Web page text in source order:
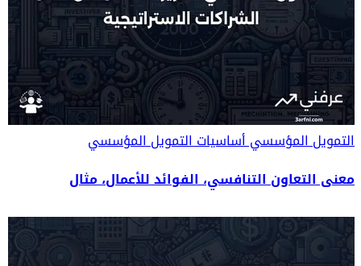
التمويل المؤسسيأساسيات التمويل المؤسسي
معنى التعاون التنافسي، الفوائد للأعمال، مثال